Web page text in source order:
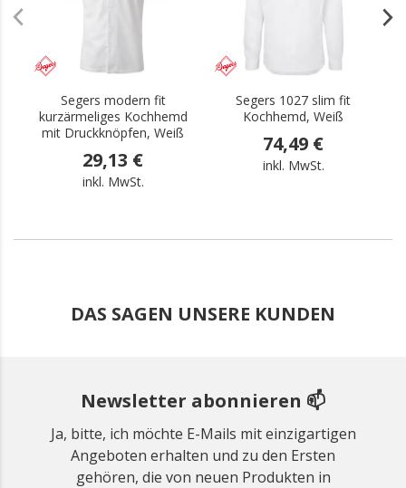
Segers modern fit
kurzärmeliges Kochhemd
mit Druckknöpfen, Weiß
29,13 €
inkl. MwSt.
Segers 1027 slim fit
Kochhemd, Weiß
74,49 €
inkl. MwSt.
DAS SAGEN UNSERE KUNDEN
Newsletter abonnieren 📫
Ja, bitte, ich möchte E-Mails mit einzigartigen
Angeboten erhalten und zu den Ersten
gehören, die von neuen Produkten in